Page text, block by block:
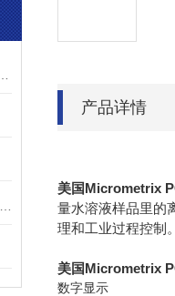
产品详情
美国Micrometrix
量水溶液样品里的
理和工业过程控制
美国Micrometrix
数字显示